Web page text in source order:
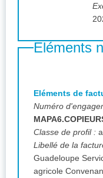
Eléments
Eléments de
Numéro
Classe de profil :
Libellé de la
Guadeloupe Service marchés Espace régional
agricole Convenance FRANCE -